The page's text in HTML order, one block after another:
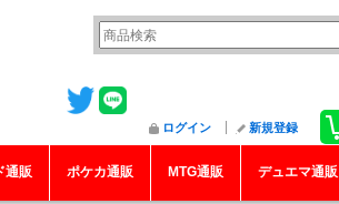
ログイン 新規登録
通販 ポケカ通販 MTG通販 デュエマ通販